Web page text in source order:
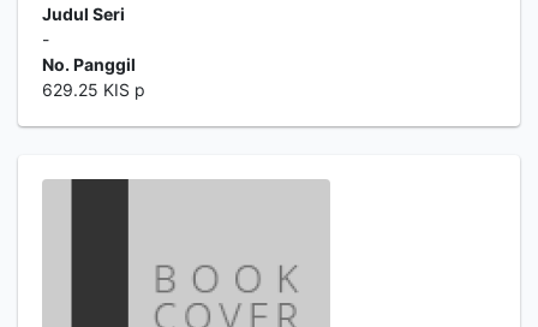
Judul Seri
-
No. Panggil
629.25 KIS p